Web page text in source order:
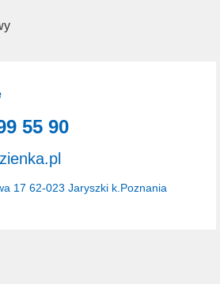
17 62-023 Jaryszki k.Poznania
55 90